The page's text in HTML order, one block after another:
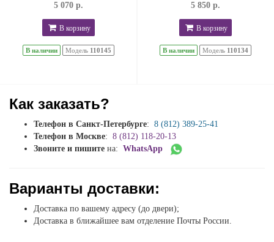
5 070 р.
В корзину
В наличии Модель 110145
5 850 р.
В корзину
В наличии Модель 110134
Как заказать?
Телефон в Санкт-Петербурге: 8 (812) 389-25-41
Телефон в Москве: 8 (812) 118-20-13
Звоните и пишите на: WhatsApp
Варианты доставки:
Доставка по вашему адресу (до двери);
Доставка в ближайшее вам отделение Почты России.